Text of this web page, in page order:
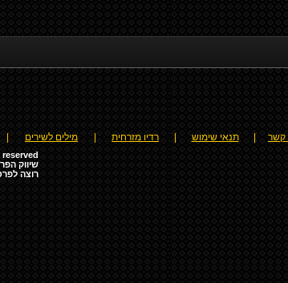
קשר תנאי שימוש רדיו מזרחית מילים לשירים
שיווק
רוצה